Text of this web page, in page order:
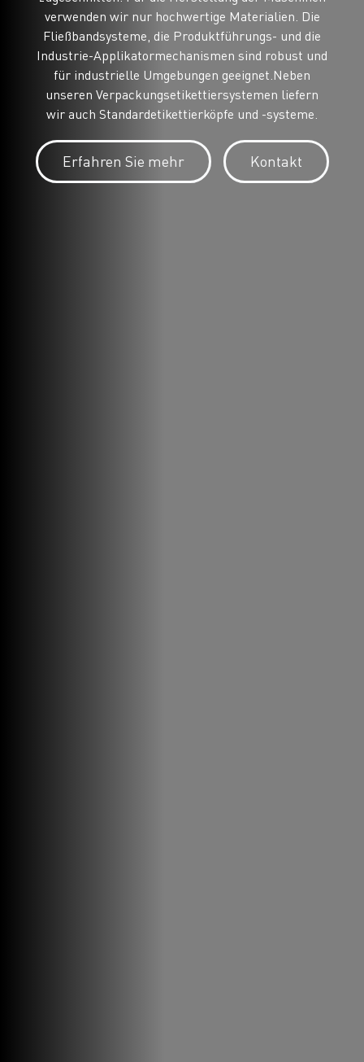
verwenden wir nur hochwertige Materialien. Die
Fließbandsysteme, die Produktführungs- und die
Industrie-Applikatormechanismen sind robust und
für industrielle Umgebungen geeignet.Neben
unseren Verpackungsetikettiersystemen liefern
wir auch Standardetikettierköpfe und -systeme.
Erfahren Sie mehr Kontakt